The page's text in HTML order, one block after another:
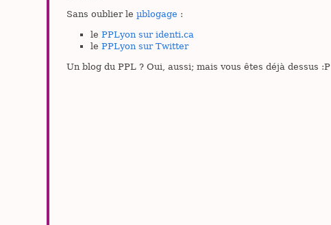
Sans oublier le µblogage :
le PPLyon sur identi.ca
le PPLyon sur Twitter
Un blog du PPL ? Oui, aussi; mais vous êtes déjà dessus :P